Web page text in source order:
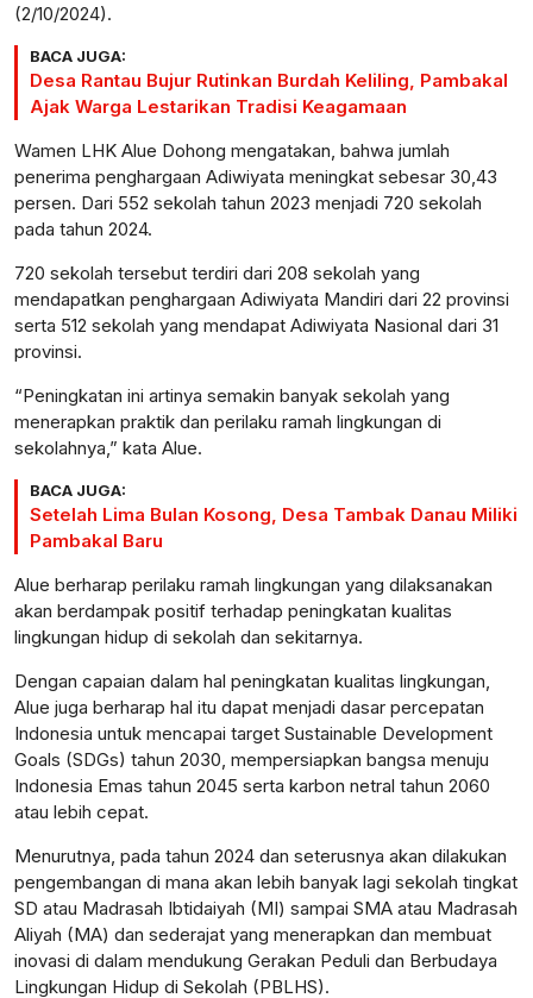
(2/10/2024).
BACA JUGA:
Desa Rantau Bujur Rutinkan Burdah Keliling, Pambakal
Ajak Warga Lestarikan Tradisi Keagamaan
Wamen LHK Alue Dohong mengatakan, bahwa jumlah
penerima penghargaan Adiwiyata meningkat sebesar 30,43
persen. Dari 552 sekolah tahun 2023 menjadi 720 sekolah
pada tahun 2024.
720 sekolah tersebut terdiri dari 208 sekolah yang
mendapatkan penghargaan Adiwiyata Mandiri dari 22 provinsi
serta 512 sekolah yang mendapat Adiwiyata Nasional dari 31
provinsi.
“Peningkatan ini artinya semakin banyak sekolah yang
menerapkan praktik dan perilaku ramah lingkungan di
sekolahnya,” kata Alue.
BACA JUGA:
Setelah Lima Bulan Kosong, Desa Tambak Danau Miliki
Pambakal Baru
Alue berharap perilaku ramah lingkungan yang dilaksanakan
akan berdampak positif terhadap peningkatan kualitas
lingkungan hidup di sekolah dan sekitarnya.
Dengan capaian dalam hal peningkatan kualitas lingkungan,
Alue juga berharap hal itu dapat menjadi dasar percepatan
Indonesia untuk mencapai target Sustainable Development
Goals (SDGs) tahun 2030, mempersiapkan bangsa menuju
Indonesia Emas tahun 2045 serta karbon netral tahun 2060
atau lebih cepat.
Menurutnya, pada tahun 2024 dan seterusnya akan dilakukan
pengembangan di mana akan lebih banyak lagi sekolah tingkat
SD atau Madrasah Ibtidaiyah (MI) sampai SMA atau Madrasah
Aliyah (MA) dan sederajat yang menerapkan dan membuat
inovasi di dalam mendukung Gerakan Peduli dan Berbudaya
Lingkungan Hidup di Sekolah (PBLHS).